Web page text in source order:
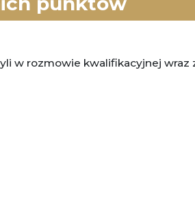
w rozmowie kwalifikacyjnej wraz